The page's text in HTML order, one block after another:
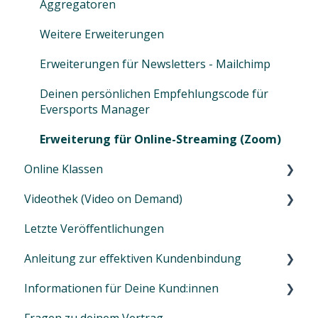
Auto SEPA Online
Protokoll
Gutscheinjournal
Finanzen
Datenschutz
Standorte
Identifiziere deine Zielgruppe
E-Mail-Designs erstellen & wiederverwenden
Erweiterte Automatisierungen (individuell
Einfache Auto-Mails (eingeschränkt)
Rabattcodes
Zugriffe & Rollen verwalten
Aggregatoren
Weitere Erweiterungen
Erweiterungen für Newsletters - Mailchimp
Deinen persönlichen Empfehlungscode für
Eversports Manager
Erweiterung für Online-Streaming (Zoom)
Online Klassen
Online Klassen anbieten
Nutzung von Zoom
Tipps & Insights zur aktuellen Situation
Webinare
Videothek (Video on Demand)
Wie richte ich die On-Demand-Videothek ein ?
Zusätzliche Informationen zur On-Demand-
Letzte Veröffentlichungen
Anleitung zur effektiven Kundenbindung
Kundenbindung: Was ist es und warum ist es so
Informationen für Deine Kund:innen